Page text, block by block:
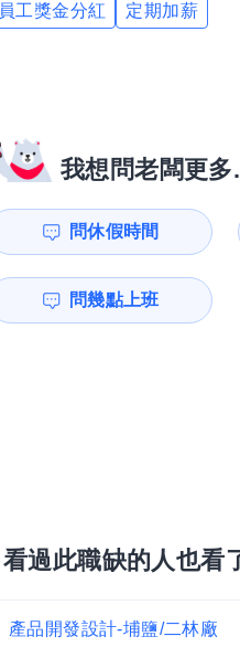
員工獎金分紅 定期加薪
我想問老闆更多
問休假時間
問幾點上班
看過此職缺的人也看
產品開發設計-埔鹽/二林廠